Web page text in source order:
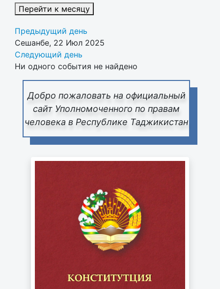
Добро пожаловать на официальный
сайт Уполномоченного по правам
человека в Республике Таджикистан
Перейти к месяцу
Предыдущий день
Сешанбе, 22 Июл 2025
Следующий день
Ни одного события не найдено